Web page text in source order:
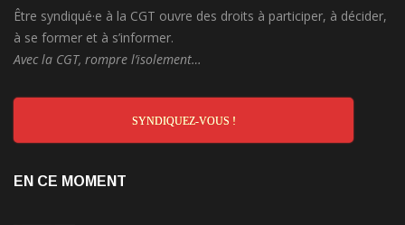
Être syndiqué·e à la CGT ouvre des droits à participer, à décider,
à se former et à s’informer.
Avec la CGT, rompre l’isolement…
SYNDIQUEZ-VOUS !
EN CE MOMENT